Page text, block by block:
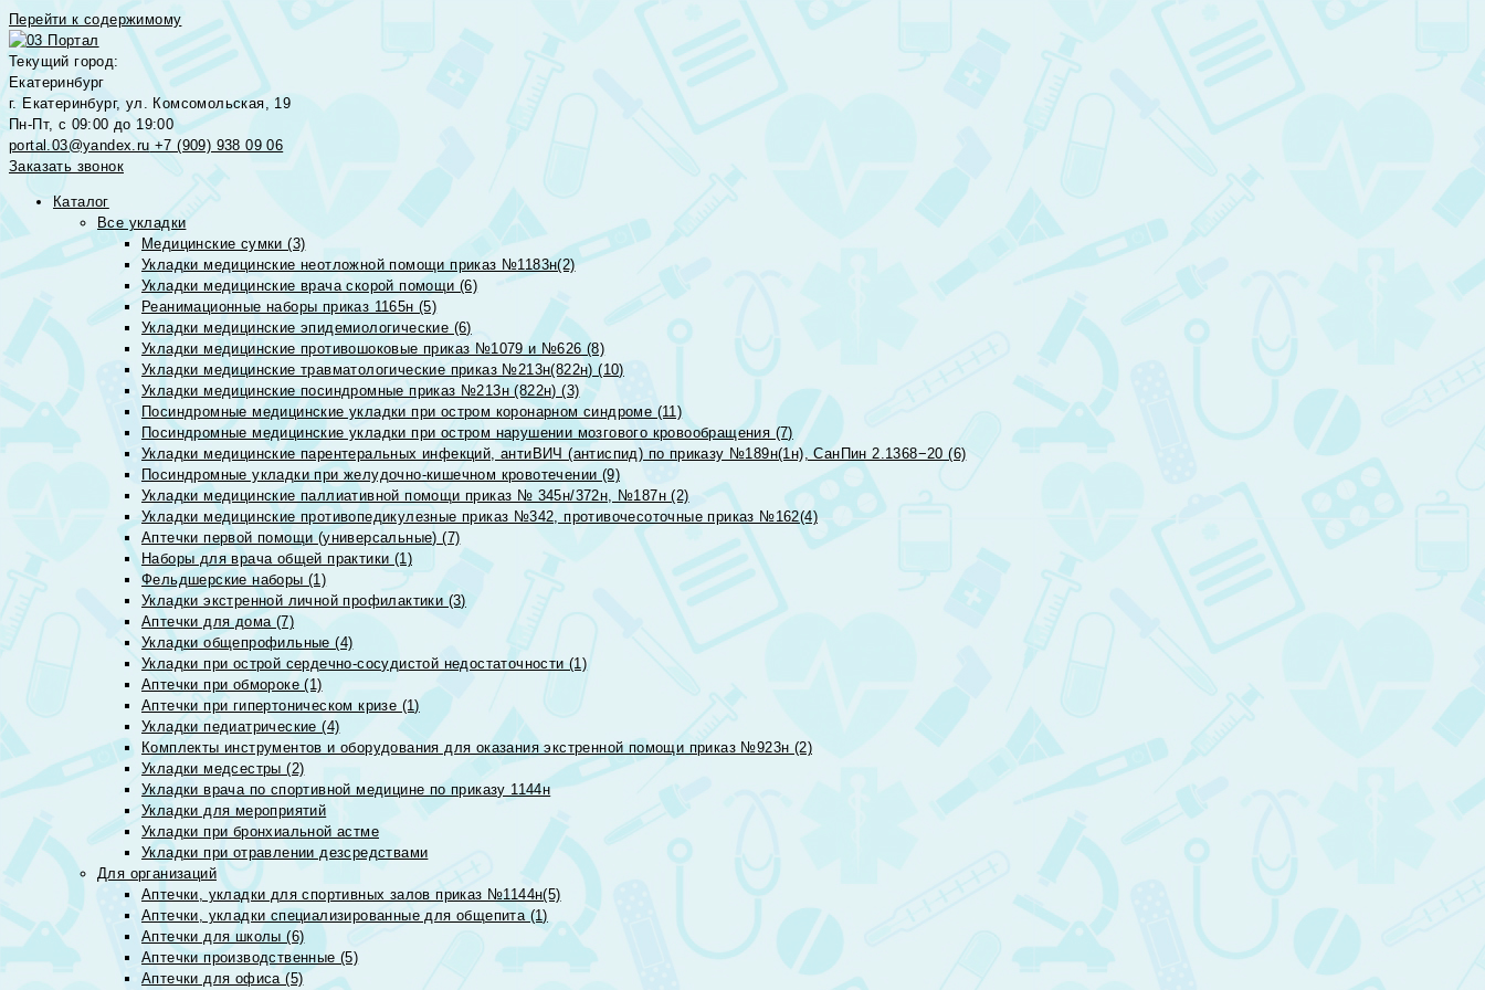
Перейти к содержимому
Текущий город:
Екатеринбург
г. Екатеринбург, ул. Комсомольская, 19
Пн-Пт, с 09:00 до 19:00
portal.03@yandex.ru +7 (909) 938 09 06
Заказать звонок
Каталог
Все укладки
Медицинские сумки (3)
Укладки медицинские неотложной помощи приказ №1183н(2)
Укладки медицинские врача скорой помощи (6)
Реанимационные наборы приказ 1165н (5)
Укладки медицинские эпидемиологические (6)
Укладки медицинские противошоковые приказ №1079 и №626 (8)
Укладки медицинские травматологические приказ №213н(822н) (10)
Укладки медицинские посиндромные приказ №213н (822н) (3)
Посиндромные медицинские укладки при остром коронарном синдроме (11)
Посиндромные медицинские укладки при остром нарушении мозгового кровообращения (7)
Укладки медицинские парентеральных инфекций, антиВИЧ (антиспид) по приказу №189н(1н), СанПин 2.1368−20 (6)
Посиндромные укладки при желудочно-кишечном кровотечении (9)
Укладки медицинские паллиативной помощи приказ № 345н/372н, №187н (2)
Укладки медицинские противопедикулезные приказ №342, противочесоточные приказ №162(4)
Аптечки первой помощи (универсальные) (7)
Наборы для врача общей практики (1)
Фельдшерские наборы (1)
Укладки экстренной личной профилактики (3)
Аптечки для дома (7)
Укладки общепрофильные (4)
Укладки при острой сердечно-сосудистой недостаточности (1)
Аптечки при обмороке (1)
Аптечки при гипертоническом кризе (1)
Укладки педиатрические (4)
Комплекты инструментов и оборудования для оказания экстренной помощи приказ №923н (2)
Укладки медсестры (2)
Укладки врача по спортивной медицине по приказу 1144н
Укладки для мероприятий
Укладки при бронхиальной астме
Укладки при отравлении дезсредствами
Для организаций
Аптечки, укладки для спортивных залов приказ №1144н(5)
Аптечки, укладки специализированные для общепита (1)
Аптечки для школы (6)
Аптечки производственные (5)
Аптечки для офиса (5)